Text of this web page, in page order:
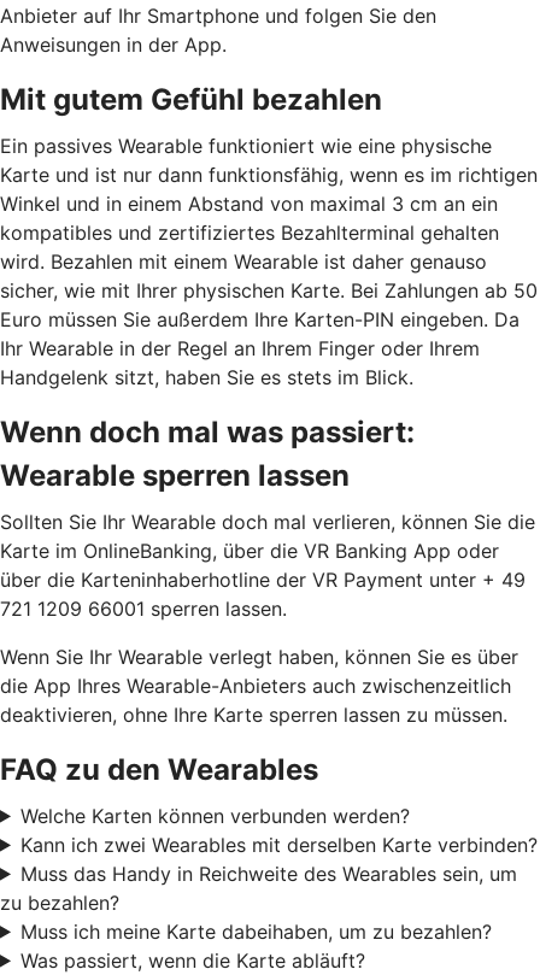
Anbieter auf Ihr Smartphone und folgen Sie den
Anweisungen in der App.
Mit gutem Gefühl bezahlen
Ein passives Wearable funktioniert wie eine physische
Karte und ist nur dann funktionsfähig, wenn es im richtigen
Winkel und in einem Abstand von maximal 3 cm an ein
kompatibles und zertifiziertes Bezahlterminal gehalten
wird. Bezahlen mit einem Wearable ist daher genauso
sicher, wie mit Ihrer physischen Karte. Bei Zahlungen ab 50
Euro müssen Sie außerdem Ihre Karten-PIN eingeben. Da
Ihr Wearable in der Regel an Ihrem Finger oder Ihrem
Handgelenk sitzt, haben Sie es stets im Blick.
Wenn doch mal was passiert:
Wearable sperren lassen
Sollten Sie Ihr Wearable doch mal verlieren, können Sie die
Karte im OnlineBanking, über die VR Banking App oder
über die Karteninhaberhotline der VR Payment unter + 49
721 1209 66001 sperren lassen.
Wenn Sie Ihr Wearable verlegt haben, können Sie es über
die App Ihres Wearable-Anbieters auch zwischenzeitlich
deaktivieren, ohne Ihre Karte sperren lassen zu müssen.
FAQ zu den Wearables
Welche Karten können verbunden werden?
Kann ich zwei Wearables mit derselben Karte verbinden?
Muss das Handy in Reichweite des Wearables sein, um
zu bezahlen?
Muss ich meine Karte dabeihaben, um zu bezahlen?
Was passiert, wenn die Karte abläuft?